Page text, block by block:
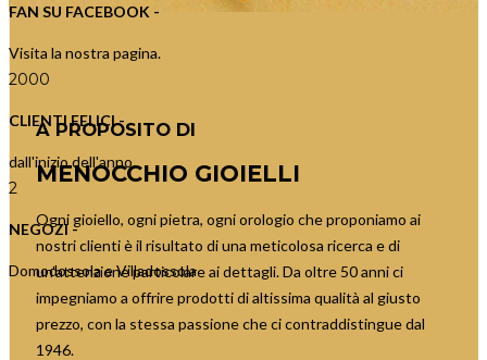
FAN SU FACEBOOK -
Visita la nostra pagina.
2000
CLIENTI FELICI -
dall'inizio dell'anno.
2
NEGOZI -
Domodossola e Villadossola
A PROPOSITO DI
MENOCCHIO GIOIELLI
Ogni gioiello, ogni pietra, ogni orologio che proponiamo ai
nostri clienti è il risultato di una meticolosa ricerca e di
un’attenzione particolare ai dettagli. Da oltre 50 anni ci
impegniamo a offrire prodotti di altissima qualità al giusto
prezzo, con la stessa passione che ci contraddistingue dal
1946.